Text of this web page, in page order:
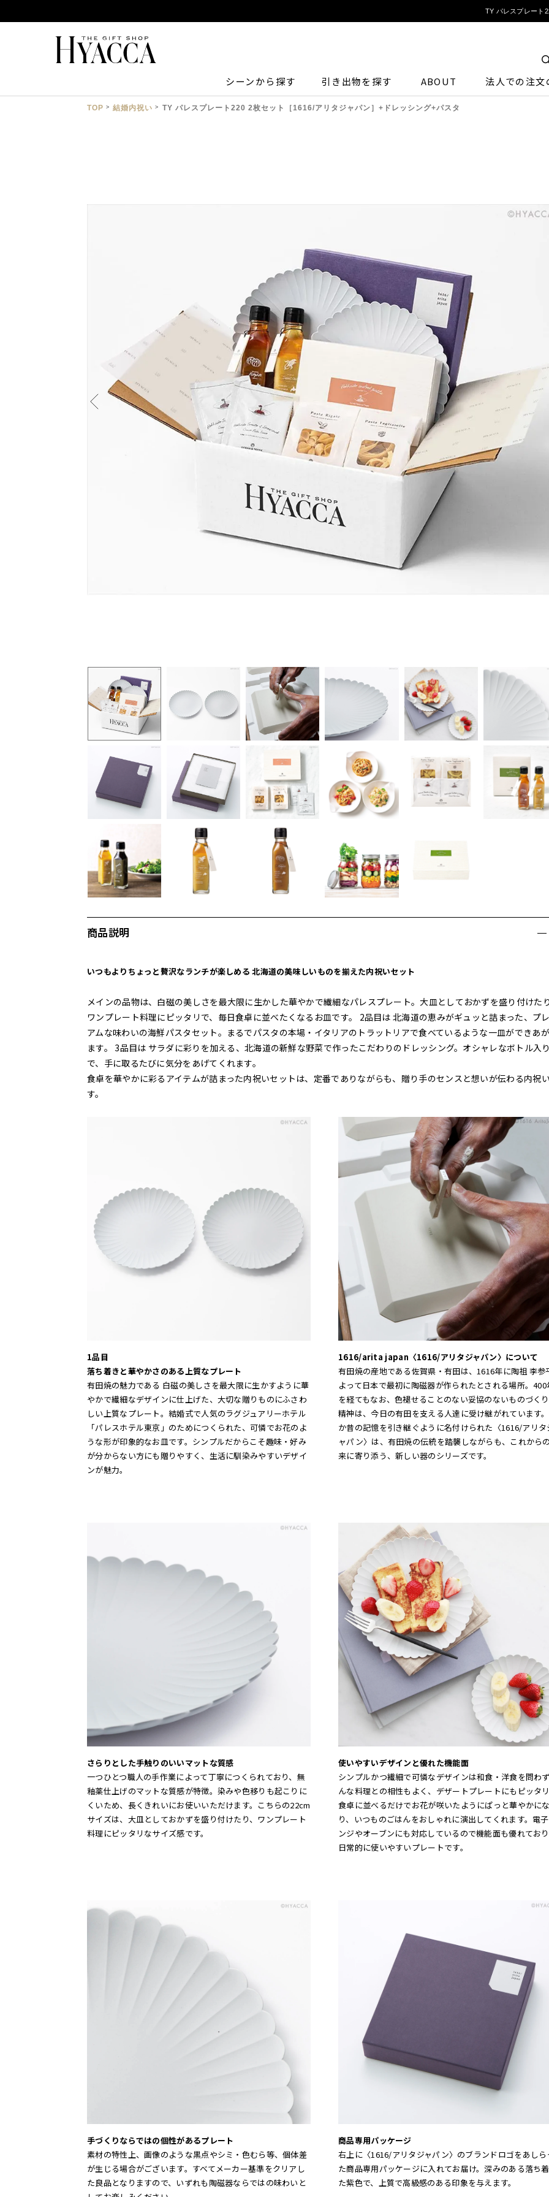
TY パレスプレート
シーンから探す 引き出物を探す ABOUT 法人での注文
TOP 結婚内祝い TY パレスプレート220 2枚セット［1616/アリタジャパン］+ドレッシング+パスタ
商品説明
いつもよりちょっと贅沢なランチが楽しめる 北海道の美味しいものを揃えた内祝いセット
メインの品物は、白磁の美しさを最大限に生かした華やかで繊細なパレスプレート。大皿としておかずを盛り付けた
ワンプレート料理にピッタリで、毎日食卓に並べたくなるお皿です。 2品目は 北海道の恵みがギュッと詰まった、プ
アムな味わいの海鮮パスタセット。まるでパスタの本場・イタリアのトラットリアで食べているような一皿ができあ
ます。 3品目は サラダに彩りを加える、北海道の新鮮な野菜で作ったこだわりのドレッシング。オシャレなボトル入
で、手に取るたびに気分をあげてくれます。
食卓を華やかに彩るアイテムが詰まった内祝いセットは、定番でありながらも、贈り手のセンスと想いが伝わる内祝
す。
1品目
落ち着きと華やかさのある上質なプレート
有田焼の魅力である 白磁の美しさを最大限に生かすように華
やかで繊細なデザインに仕上げた、大切な贈りものにふさわ
しい上質なプレート。結婚式で人気のラグジュアリーホテル
「パレスホテル東京」のためにつくられた、可憐でお花のよ
うな形が印象的なお皿です。シンプルだからこそ趣味・好み
が分からない方にも贈りやすく、生活に馴染みやすいデザイ
ンが魅力。
1616/arita japan〈1616/アリタジャパン〉について
有田焼の産地である佐賀県・有田は、1616年に陶祖 李参
よって日本で最初に陶磁器が作られたとされる場所。400
を経てもなお、色褪せることのない妥協のないものづく
精神は、今日の有田を支える人達に受け継がれています
か昔の記憶を引き継ぐように名付けられた〈1616/アリタ
ャパン〉は、有田焼の伝統を踏襲しながらも、これから
来に寄り添う、新しい器のシリーズです。
さらりとした手触りのいいマットな質感
一つひとつ職人の手作業によって丁寧につくられており、無
釉薬仕上げのマットな質感が特徴。染みや色移りも起こりに
くいため、長くきれいにお使いいただけます。こちらの22cm
サイズは、大皿としておかずを盛り付けたり、ワンプレート
料理にピッタリなサイズ感です。
使いやすいデザインと優れた機能面
シンプルかつ繊細で可憐なデザインは和食・洋食を問わ
んな料理との相性もよく、デザートプレートにもピッタ
食卓に並べるだけでお花が咲いたようにぱっと華やかに
り、いつものごはんをおしゃれに演出してくれます。電
ンジやオーブンにも対応しているので機能面も優れてお
日常的に使いやすいプレートです。
手づくりならではの個性があるプレート
素材の特性上、画像のような黒点やシミ・色むら等、個体差
が生じる場合がございます。すべてメーカー基準をクリアし
た良品となりますので、いずれも陶磁器ならではの味わいと
商品専用パッケージ
右上に〈1616/アリタジャパン〉のブランドロゴをあしら
た商品専用パッケージに入れてお届け。深みのある落ち
た紫色で、上質で高級感のある印象を与えます。